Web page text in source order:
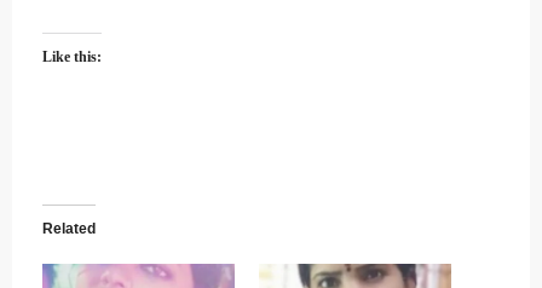
Like this:
Related